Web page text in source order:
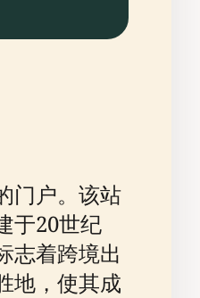
门户。该站
于20世纪
志着跨境出
地，使其成